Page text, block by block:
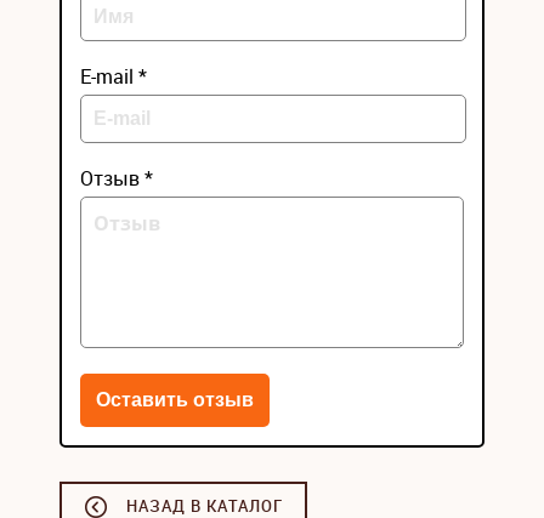
E-mail *
Отзыв *
НАЗАД В КАТАЛОГ